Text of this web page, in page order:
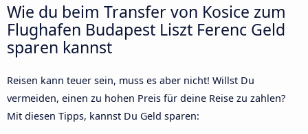
Wie du beim Transfer von Kosice zum
Flughafen Budapest Liszt Ferenc Geld
sparen kannst
Reisen kann teuer sein, muss es aber nicht! Willst Du
vermeiden, einen zu hohen Preis für deine Reise zu zahlen?
Mit diesen Tipps, kannst Du Geld sparen: